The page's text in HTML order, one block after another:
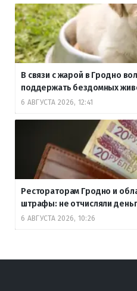
В связи с жарой в Гродно
поддержать бездомных
6 АВГУСТА 2026, 12:41
Рестораторам Гродно и
штрафы: не отчисляли
6 АВГУСТА 2026, 10:26